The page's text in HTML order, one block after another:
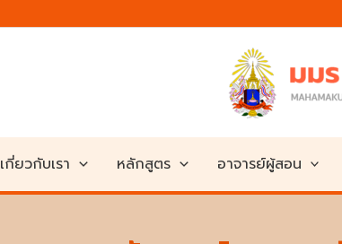
เกี่ยวกับเรา หลักสูตร อาจารย์ผู้สอน